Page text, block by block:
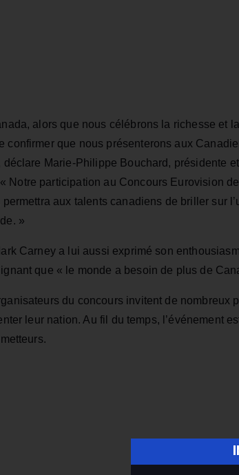
alors que nous célébrons la richesse et
confirmer que nous présenterons aux
déclare Marie‑Philippe Bouchard, présidente
Notre participation au Concours Eurovision
aux talents canadiens de briller sur
»
Carney a lui aussi exprimé son
que « le monde a besoin de plus de
du concours invitent de nombreux
leur nation. Au fil du temps, l’événement